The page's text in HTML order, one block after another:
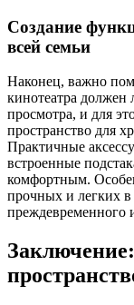
Создание
всей семьи
Наконец, важно
кинотеатра должен
просмотра, и для
пространство для
Практичные
встроенные
комфортным.
прочных и легких в
преждевременного